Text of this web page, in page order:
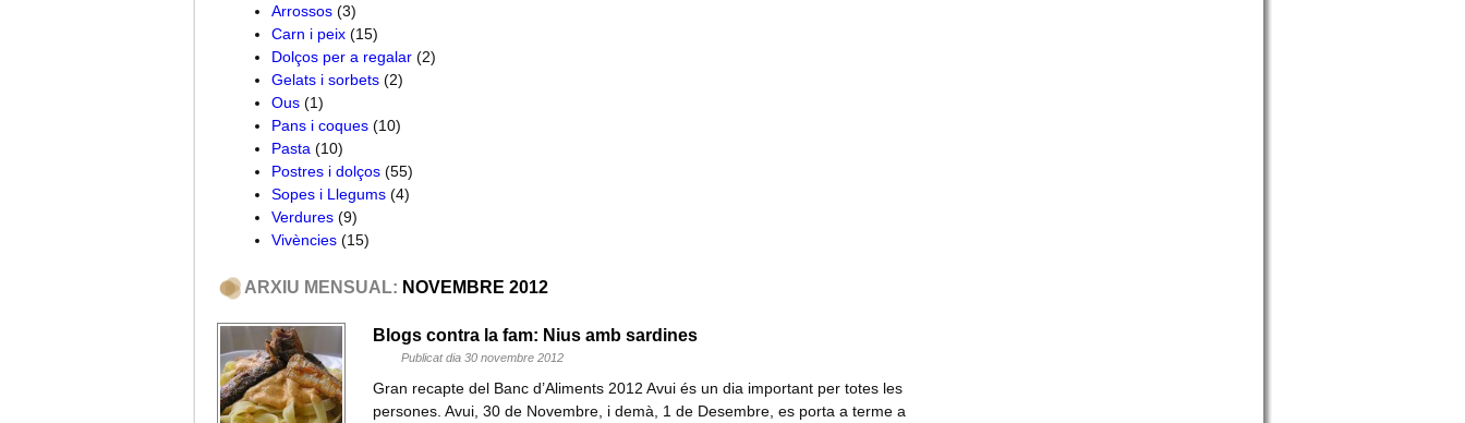
Arrossos (3)
Carn i peix (15)
Dolços per a regalar (2)
Gelats i sorbets (2)
Ous (1)
Pans i coques (10)
Pasta (10)
Postres i dolços (55)
Sopes i Llegums (4)
Verdures (9)
Vivències (15)
ARXIU MENSUAL: NOVEMBRE 2012
Blogs contra la fam: Nius amb sardines
Publicat dia 30 novembre 2012
Gran recapte del Banc d’Aliments 2012 Avui és un dia important per totes les
persones. Avui, 30 de Novembre, i demà, 1 de Desembre, es porta a terme a